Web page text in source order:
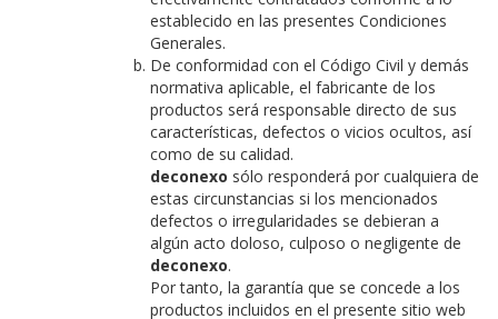
establecido en las presentes Condiciones
Generales.
De conformidad con el Código Civil y demás
normativa aplicable, el fabricante de los
productos será responsable directo de sus
características, defectos o vicios ocultos, así
como de su calidad.
deconexo sólo responderá por cualquiera de
estas circunstancias si los mencionados
defectos o irregularidades se debieran a
algún acto doloso, culposo o negligente de
deconexo.
Por tanto, la garantía que se concede a los
productos incluidos en el presente sitio web